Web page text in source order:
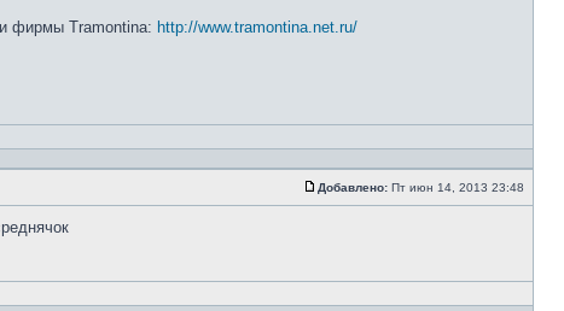
фирмы Tramontina: http://www.tramontina.net.ru/
Добавлено: Пт июн 14, 2013 23:48